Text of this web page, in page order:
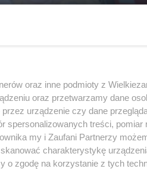
oraz inne podmioty z
oraz przetwarzamy dane
urządzenie czy dane
spersonalizowanych treści, pomiar
my i Zaufani Partnerzy
charakterystykę
o zgodę na korzystanie z tych